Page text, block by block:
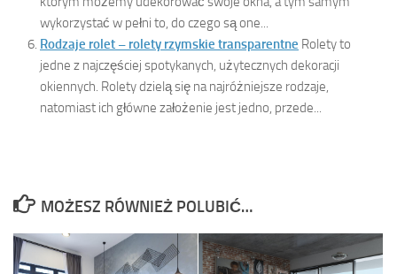
wykorzystać w pełni to, do czego są one...
Rodzaje rolet – rolety rzymskie transparentne Rolety to
jedne z najczęściej spotykanych, użytecznych dekoracji
okiennych. Rolety dzielą się na najróżniejsze rodzaje,
natomiast ich główne założenie jest jedno, przede...
MOŻESZ RÓWNIEŻ POLUBIĆ…